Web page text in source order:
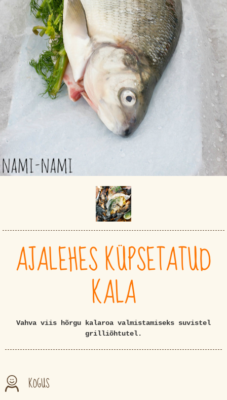
AJALEHES KÜPSETATUD
KALA
Vahva viis hõrgu kalaroa valmistamiseks suvistel
grilliõhtutel.
KOGUS